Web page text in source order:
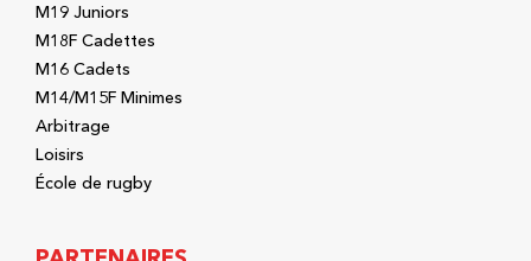
M19 Juniors
M18F Cadettes
M16 Cadets
M14/M15F Minimes
Arbitrage
Loisirs
École de rugby